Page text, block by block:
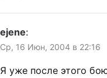
ejene:
Ср, 16 Июн, 2004 в 22:16
Я уже после этого